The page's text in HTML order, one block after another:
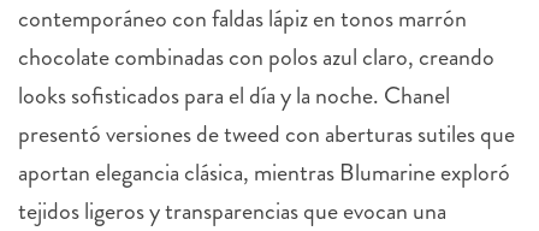
contemporáneo con faldas lápiz en tonos marrón
chocolate combinadas con polos azul claro, creando
looks sofisticados para el día y la noche. Chanel
presentó versiones de tweed con aberturas sutiles que
aportan elegancia clásica, mientras Blumarine exploró
tejidos ligeros y transparencias que evocan una